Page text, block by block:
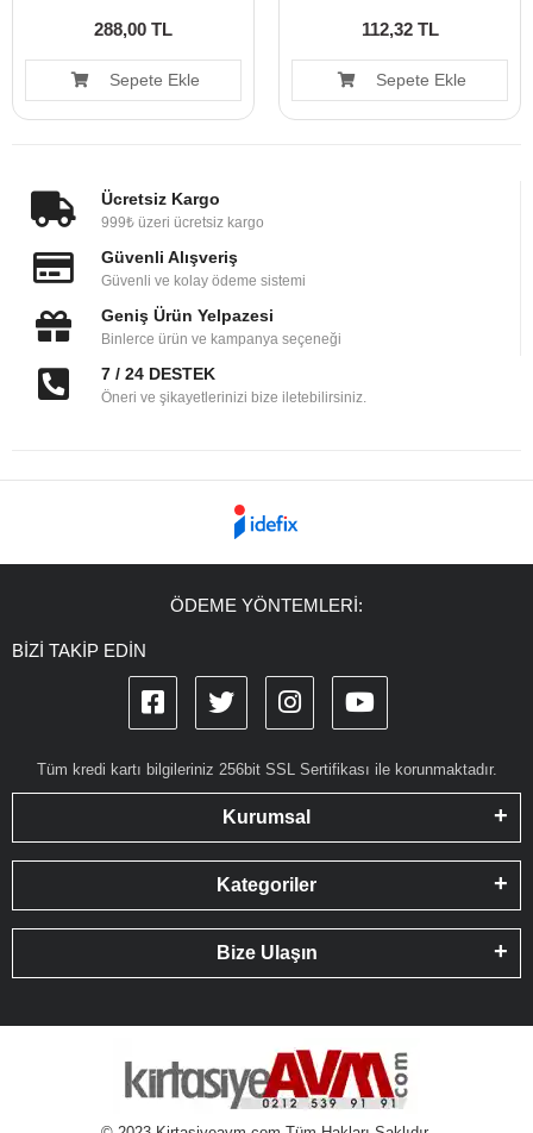
288,00 TL
Sepete Ekle
112,32 TL
Sepete Ekle
Ücretsiz Kargo
999₺ üzeri ücretsiz kargo
Güvenli Alışveriş
Güvenli ve kolay ödeme sistemi
Geniş Ürün Yelpazesi
Binlerce ürün ve kampanya seçeneği
7 / 24 DESTEK
Öneri ve şikayetlerinizi bize iletebilirsiniz.
ÖDEME YÖNTEMLERİ:
BİZİ TAKİP EDİN
Tüm kredi kartı bilgileriniz 256bit SSL Sertifikası ile korunmaktadır.
Kurumsal
Kategoriler
Bize Ulaşın